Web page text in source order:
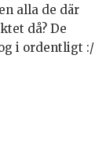
alla de där
då? De
i ordentligt :/